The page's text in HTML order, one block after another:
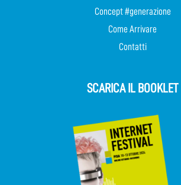
Concept #generazione
Come Arrivare
Contatti
SCARICA IL BOOKLET